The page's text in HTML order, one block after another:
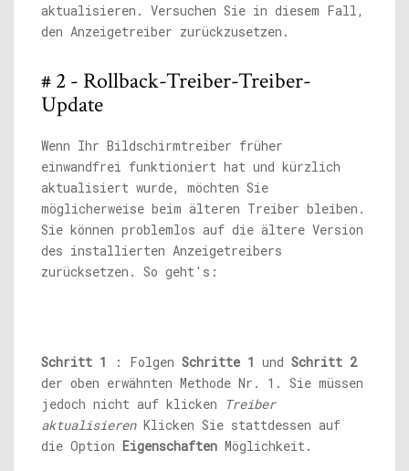
aktualisieren. Versuchen Sie in diesem Fall,
den Anzeigetreiber zurückzusetzen.
# 2 - Rollback-Treiber-Treiber-
Update
Wenn Ihr Bildschirmtreiber früher
einwandfrei funktioniert hat und kürzlich
aktualisiert wurde, möchten Sie
möglicherweise beim älteren Treiber bleiben.
Sie können problemlos auf die ältere Version
des installierten Anzeigetreibers
zurücksetzen. So geht's:
Schritt 1 : Folgen Schritte 1 und Schritt 2
der oben erwähnten Methode Nr. 1. Sie müssen
jedoch nicht auf klicken
Treiber
aktualisierenKlicken Sie stattdessen auf
die Option Eigenschaften Möglichkeit.